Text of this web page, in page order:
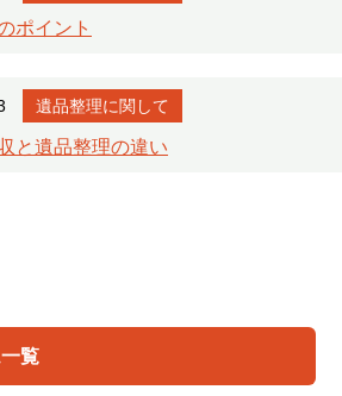
ポイント
遺品整理に関して
と遺品整理の違い
覧